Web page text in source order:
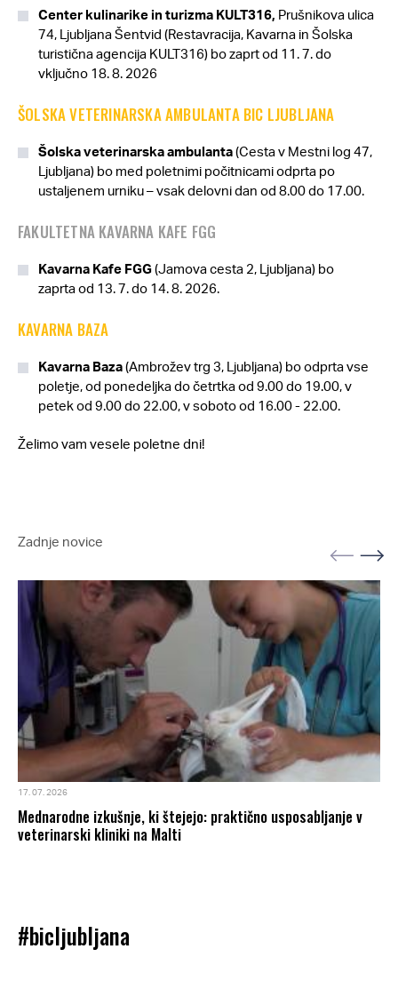
Center kulinarike in turizma KULT316, Prušnikova ulica
74, Ljubljana Šentvid (Restavracija, Kavarna in Šolska
turistična agencija KULT316) bo zaprt od 11. 7. do
vključno 18. 8. 2026
ŠOLSKA VETERINARSKA AMBULANTA BIC LJUBLJANA
Šolska veterinarska ambulanta(Cesta v Mestni log 47,
Ljubljana) bo med poletnimi počitnicami odprta po
ustaljenem urniku – vsak delovni dan od 8.00 do 17.00.
FAKULTETNA KAVARNA KAFE FGG
Kavarna Kafe FGG(Jamova cesta 2, Ljubljana) bo
zaprta od 13. 7. do 14. 8. 2026.
KAVARNA BAZA
Kavarna Baza(Ambrožev trg 3, Ljubljana) bo odprta vse
poletje, od ponedeljka do četrtka od 9.00 do 19.00, v
petek od 9.00 do 22.00, v soboto od 16.00 - 22.00.
Želimo vam vesele poletne dni!
Zadnje novice
17. 07. 2026
Mednarodne izkušnje, ki štejejo: praktično usposabljanje v
veterinarski kliniki na Malti
#bicljubljana